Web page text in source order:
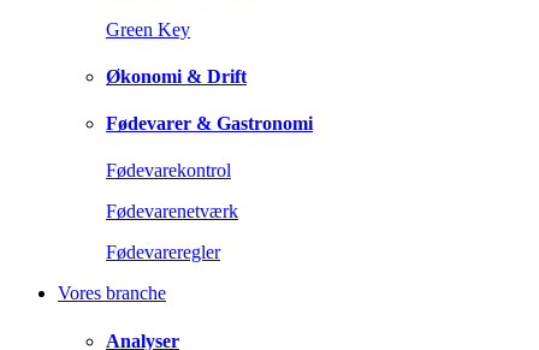
Green Key
Økonomi & Drift
Fødevarer & Gastronomi
Fødevarekontrol
Fødevarenetværk
Fødevareregler
Vores branche
Analyser